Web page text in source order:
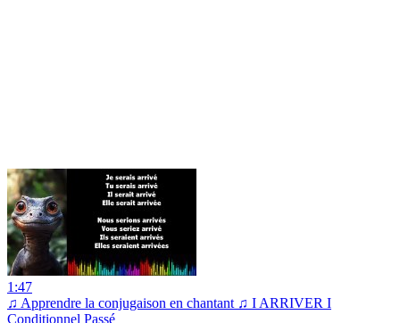
1:47
♫ Apprendre la conjugaison en chantant ♫ I ARRIVER I
Conditionnel Passé_